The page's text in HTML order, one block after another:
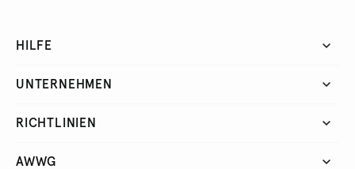
HILFE
UNTERNEHMEN
RICHTLINIEN
AWWG